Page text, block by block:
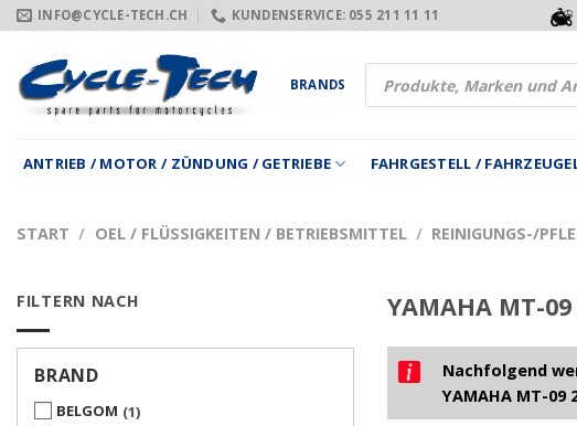
Zum
Inhalt
springen
INFO@CYCLE-TECH.CH KUNDENSERVICE: 055 211 11 11
BRANDS
Products
search
ANTRIEB / MOTOR / ZÜNDUNG / GETRIEBE FAHRGESTELL /
START / OEL / FLÜSSIGKEITEN / BETRIEBSMITTEL / REINIGUNGS-/
FILTERN NACH
BRAND
BELGOM 1
YAMAHA MT-
Nachfolgend
YAMAHA MT-09